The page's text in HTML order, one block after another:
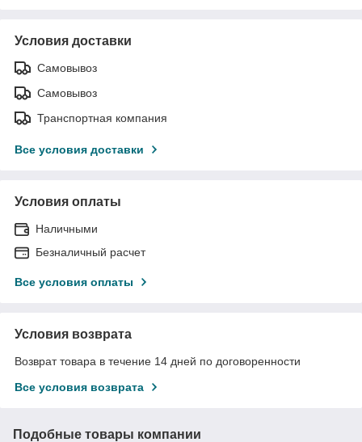
Условия доставки
Самовывоз
Самовывоз
Транспортная компания
Все условия доставки
Условия оплаты
Наличными
Безналичный расчет
Все условия оплаты
Условия возврата
Возврат товара в течение 14 дней по договоренности
Все условия возврата
Подобные товары компании